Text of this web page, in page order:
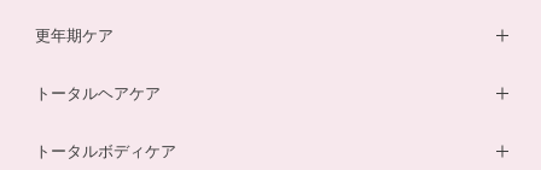
酵素ドリンク
温活シルク腹巻き
鉄分ラムネ
ベビーオイル
更年期ケア
薬用入浴剤
トータルヘアケア
ヘアローション
トータルボディケア